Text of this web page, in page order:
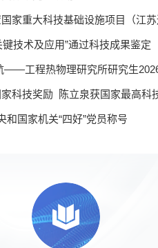
家重大科技基础设施项目（江
技术及应用”通过科技成果鉴定
——工程热物理研究所研究生
科技奖励 陈立泉获国家最高科
和国家机关“四好”党员称号